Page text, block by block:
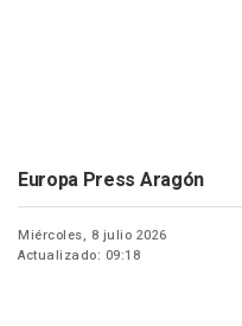
Europa Press Aragón
Miércoles, 8 julio 2026
Actualizado: 09:18